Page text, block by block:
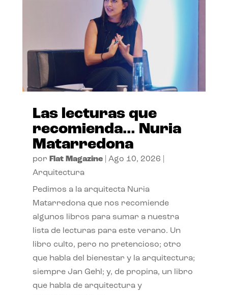
Las lecturas que
recomienda… Nuria
Matarredona
por Flat Magazine| Ago 10, 2026
Arquitectura
Pedimos a la arquitecta Nuria
Matarredona que nos recomiende
algunos libros para sumar a nuestra
lista de lecturas para este verano. Un
libro culto, pero no pretencioso; otro
que habla del bienestar y la arquitectura;
siempre Jan Gehl; y, de propina, un libro
que habla de arquitectura y